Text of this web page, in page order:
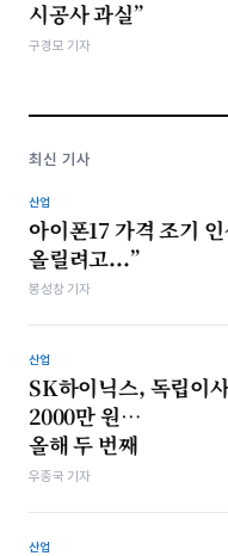
시공사 과실”
구경모 기자
최신 기사
산업
아이폰17 가격 조기
올릴려고...”
봉성창 기자
산업
SK하이닉스, 독립이
2000만 원…
올해 두 번째
우종국 기자
산업